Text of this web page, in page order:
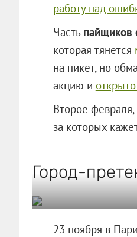
работу над
Часть пайщиков
которая тянется
на пикет, но
акцию и
Второе февраля,
за которых
Город-
23 ноября в